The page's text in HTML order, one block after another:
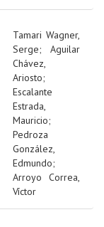
Tamari Wagner,
Serge; Aguilar
Chávez,
Ariosto;
Escalante
Estrada,
Mauricio;
Pedroza
González,
Edmundo;
Arroyo Correa,
Víctor